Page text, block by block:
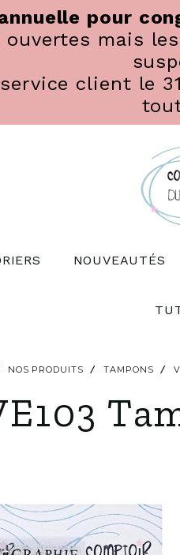
pour
ouvertes mais
client le
NOUVEAUTÉS
NOS PRODUITS TAMPONS